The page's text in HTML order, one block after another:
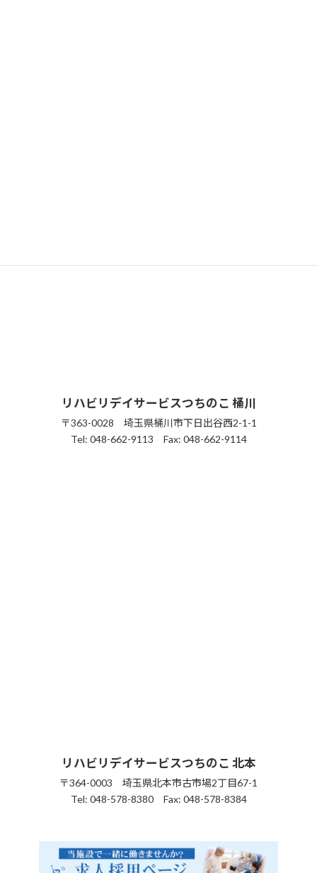
リハビリデイサービスつちのこ 桶川
〒363-0028 埼玉県桶川市下日出谷西2-1-1
Tel: 048-662-9113 Fax: 048-662-9114
リハビリデイサービスつちのこ 北本
〒364-0003 埼玉県北本市古市場2丁目67-1
Tel: 048-578-8380 Fax: 048-578-8384